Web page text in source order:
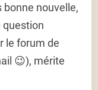
bonne nouvelle,
question
le forum de
😉), mérite